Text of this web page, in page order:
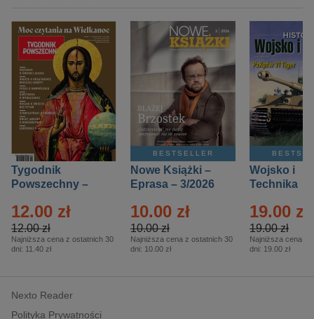
Tygodnik
Powszechny –
12.00 zł
12.00 zł
Najniższa cena z ostatnich 30
dni: 11.40 zł
BESTSELLER
Nowe Książki –
Eprasa – 3/2026
10.00 zł
10.00 zł
Najniższa cena z ostatnich 30
dni: 10.00 zł
Wojsko i
Technika
– 2/2026
19.00 zł
19.00 zł
Najniższa cena z
dni: 19.00 zł
Nexto Reader
Polityka Prywatności